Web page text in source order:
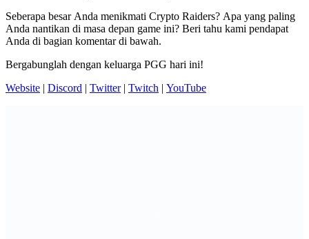
Seberapa besar Anda menikmati Crypto Raiders? Apa yang paling
Anda nantikan di masa depan game ini? Beri tahu kami pendapat
Anda di bagian komentar di bawah.
Bergabunglah dengan keluarga PGG hari ini!
Website | Discord | Twitter| Twitch | YouTube